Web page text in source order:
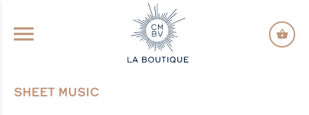
GO TO PRINCIPAL CONTENT
SHEET MUSIC